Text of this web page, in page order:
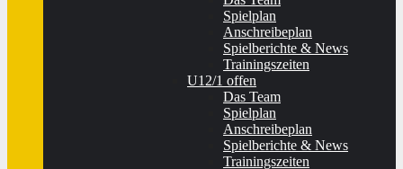
Spielplan
Anschreibeplan
Spielberichte & News
Trainingszeiten
U12/1 offen
Das Team
Spielplan
Anschreibeplan
Spielberichte & News
Trainingszeiten